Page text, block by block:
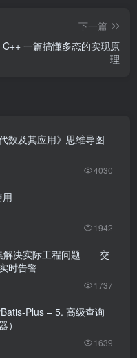
下一篇
C++ 一篇搞懂多态的实现原
理
数及其应用》思维导图
4030
1942
解决实际工程问题——交
时告警
1737
Plus – 5. 高级查询
）
1639